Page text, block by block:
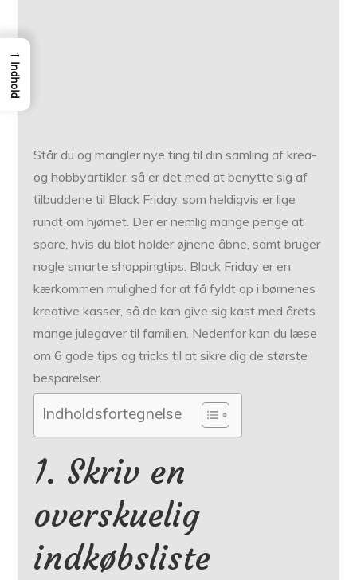
Står du og mangler nye ting til din samling af krea-
og hobbyartikler, så er det med at benytte sig af
tilbuddene til Black Friday, som heldigvis er lige
rundt om hjørnet. Der er nemlig mange penge at
spare, hvis du blot holder øjnene åbne, samt bruger
nogle smarte shoppingtips. Black Friday er en
kærkommen mulighed for at få fyldt op i børnenes
kreative kasser, så de kan give sig kast med årets
mange julegaver til familien. Nedenfor kan du læse
om 6 gode tips og tricks til at sikre dig de største
besparelser.
Indholdsfortegnelse
1. Skriv en
overskuelig
indkøbsliste
→
Indhold